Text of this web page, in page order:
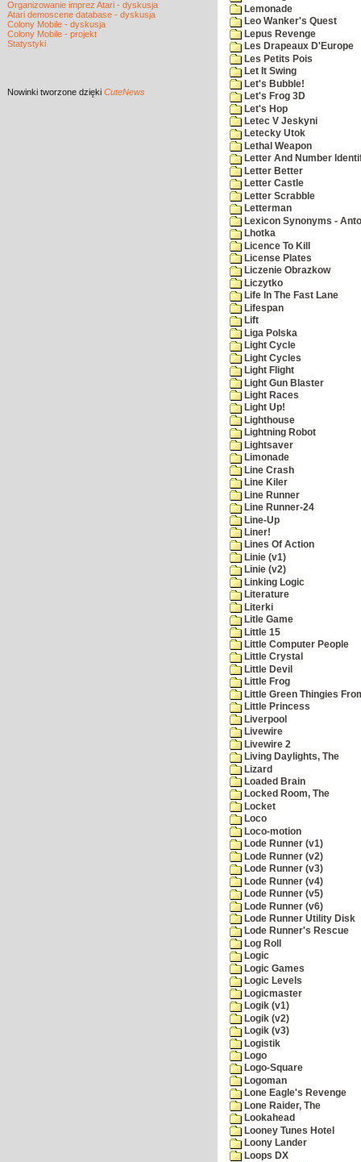
Organizowanie imprez Atari - dyskusja
Atari demoscene database - dyskusja
Colony Mobile - dyskusja
Colony Mobile - projekt
Statystyki
Nowinki tworzone dzięki CuteNews
Lemonade
Leo Wanker's Quest
Lepus Revenge
Les Drapeaux D'Europe
Les Petits Pois
Let It Swing
Let's Bubble!
Let's Frog 3D
Let's Hop
Letec V Jeskyni
Letecky Utok
Lethal Weapon
Letter And Number
Letter Better
Letter Castle
Letter Scrabble
Letterman
Lexicon Synonyms -
Lhotka
Licence To Kill
License Plates
Liczenie Obrazkow
Liczytko
Life In The Fast Lane
Lifespan
Lift
Liga Polska
Light Cycle
Light Cycles
Light Flight
Light Gun Blaster
Light Races
Light Up!
Lighthouse
Lightning Robot
Lightsaver
Limonade
Line Crash
Line Kiler
Line Runner
Line Runner-24
Line-Up
Liner!
Lines Of Action
Linie (v1)
Linie (v2)
Linking Logic
Literature
Literki
Litle Game
Little 15
Little Computer People
Little Crystal
Little Devil
Little Frog
Little Green Thingies
Little Princess
Liverpool
Livewire
Livewire 2
Living Daylights, The
Lizard
Loaded Brain
Locked Room, The
Locket
Loco
Loco-motion
Lode Runner (v1)
Lode Runner (v2)
Lode Runner (v3)
Lode Runner (v4)
Lode Runner (v5)
Lode Runner (v6)
Lode Runner Utility Disk
Lode Runner's Rescue
Log Roll
Logic
Logic Games
Logic Levels
Logicmaster
Logik (v1)
Logik (v2)
Logik (v3)
Logistik
Logo
Logo-Square
Logoman
Lone Eagle's Revenge
Lone Raider, The
Lookahead
Looney Tunes Hotel
Loony Lander
Loops DX